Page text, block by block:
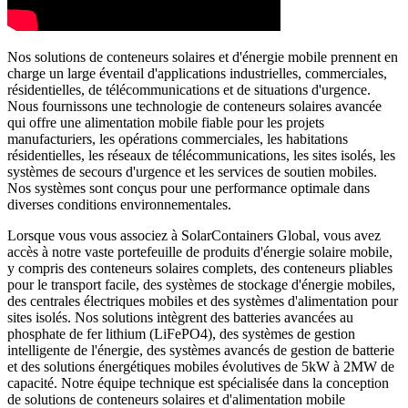
Nos solutions de conteneurs solaires et d'énergie mobile prennent en
charge un large éventail d'applications industrielles, commerciales,
résidentielles, de télécommunications et de situations d'urgence.
Nous fournissons une technologie de conteneurs solaires avancée
qui offre une alimentation mobile fiable pour les projets
manufacturiers, les opérations commerciales, les habitations
résidentielles, les réseaux de télécommunications, les sites isolés, les
systèmes de secours d'urgence et les services de soutien mobiles.
Nos systèmes sont conçus pour une performance optimale dans
diverses conditions environnementales.
Lorsque vous vous associez à SolarContainers Global, vous avez
accès à notre vaste portefeuille de produits d'énergie solaire mobile,
y compris des conteneurs solaires complets, des conteneurs pliables
pour le transport facile, des systèmes de stockage d'énergie mobiles,
des centrales électriques mobiles et des systèmes d'alimentation pour
sites isolés. Nos solutions intègrent des batteries avancées au
phosphate de fer lithium (LiFePO4), des systèmes de gestion
intelligente de l'énergie, des systèmes avancés de gestion de batterie
et des solutions énergétiques mobiles évolutives de 5kW à 2MW de
capacité. Notre équipe technique est spécialisée dans la conception
de solutions de conteneurs solaires et d'alimentation mobile